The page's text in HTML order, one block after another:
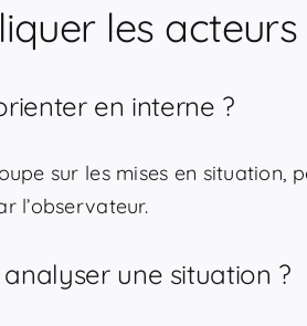
les acteurs
en interne ?
sur les mises en situation,
l’observateur.
une situation ?